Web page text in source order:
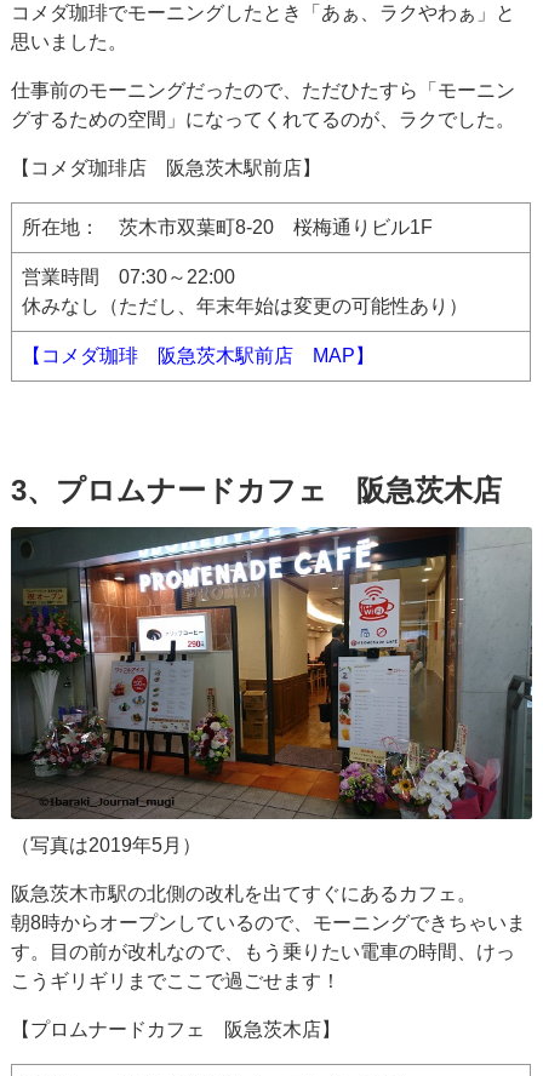
コメダ珈琲でモーニングしたとき「あぁ、ラクやわぁ」と
思いました。
仕事前のモーニングだったので、ただひたすら「モーニン
グするための空間」になってくれてるのが、ラクでした。
【コメダ珈琲店 阪急茨木駅前店】
所在地： 茨木市双葉町8-20 桜梅通りビル1F
営業時間 07:30～22:00
休みなし（ただし、年末年始は変更の可能性あり）
【コメダ珈琲 阪急茨木駅前店 MAP】
3、プロムナードカフェ 阪急茨木店
（写真は2019年5月）
阪急茨木市駅の北側の改札を出てすぐにあるカフェ。
朝8時からオープンしているので、モーニングできちゃいま
す。目の前が改札なので、もう乗りたい電車の時間、けっ
こうギリギリまでここで過ごせます！
【プロムナードカフェ 阪急茨木店】